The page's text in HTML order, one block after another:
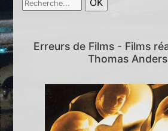
Erreurs de Films - Films
Thomas